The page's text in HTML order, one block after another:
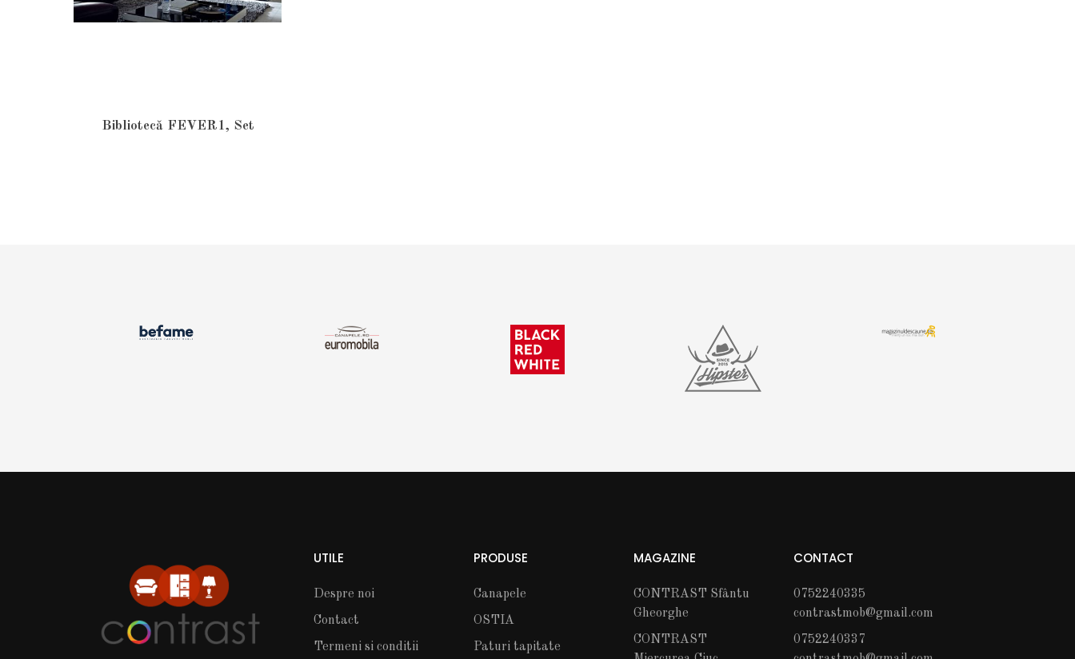
Bibliotecă FEVER1, Set
UTILE
Despre noi
Contact
Termeni si conditii
PRODUSE
Canapele
OSTIA
Paturi tapitate
MAGAZINE
CONTRAST Sfântu
Gheorghe
CONTRAST
CONTACT
0752240335
contrastmob@gmail.com
0752240337